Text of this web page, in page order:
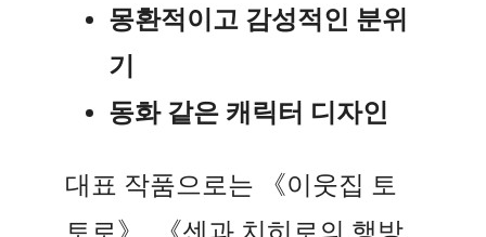
몽환적이고 감성적인 분위
기
동화 같은 캐릭터 디자인
대표 작품으로는 《이웃집 토